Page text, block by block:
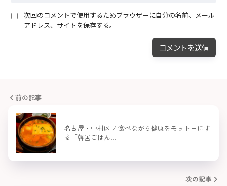
次回のコメントで使用するためブラウザーに自分の名前、メール
アドレス、サイトを保存する。
前の記事
名古屋・中村区 / 食べながら健康をモットーにす
る「韓国ごはん…
次の記事